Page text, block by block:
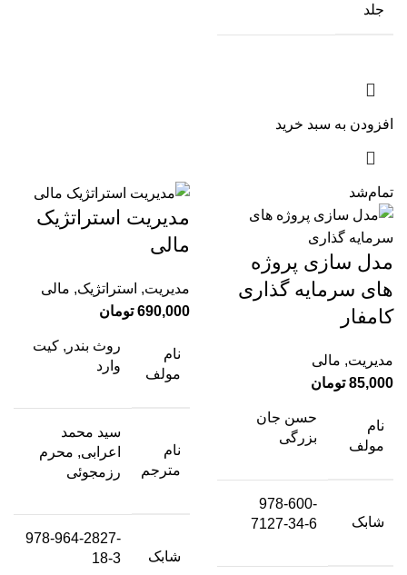
جلد
افزودن به سبد خرید
تمام‌شد
مدل سازی پروژه
های سرمایه گذاری
کامفار
مدیریت, مالی
85,000 تومان
نام
مولف
حسن جان
بزرگی
شابک
978-600-
7127-34-6
مدیریت استراتژیک
مالی
مدیریت, استراتژیک, مالی
690,000 تومان
نام
مولف
روث بندر, کیت
وارد
نام
مترجم
سید محمد
اعرابی, محرم
رزمجوئی
شابک
978-964-2827-
18-3